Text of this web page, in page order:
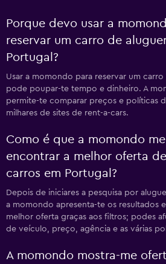
Porque devo usar a
reservar um carro de
Portugal?
Usar a momondo para reservar um
pode poupar-te tempo e dinheiro. A
permite-te comparar preços e políticas
milhares de sites de rent-a-cars.
Como é que a momondo
encontrar a melhor oferta
carros em Portugal?
Depois de iniciares a pesquisa por
a momondo apresenta-te os resultados
melhor oferta graças aos filtros; podes
de veículo, preço, agência e as várias
A momondo mostra-me